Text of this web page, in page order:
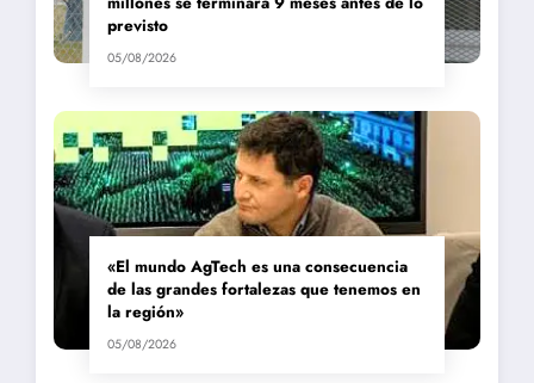
previsto
05/08/2026
«El mundo AgTech es una consecuencia
de las grandes fortalezas que tenemos en
la región»
05/08/2026